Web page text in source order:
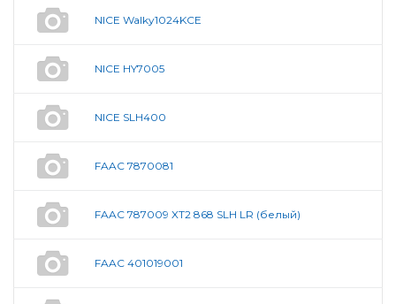
NICE Walky1024KCE
NICE HY7005
NICE SLH400
FAAC 7870081
FAAC 787009 XT2 868 SLH LR (белый)
FAAC 401019001